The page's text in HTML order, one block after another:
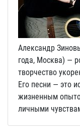
Александр
года, Москва) —
творчество
Его песни — это
жизненным
личными